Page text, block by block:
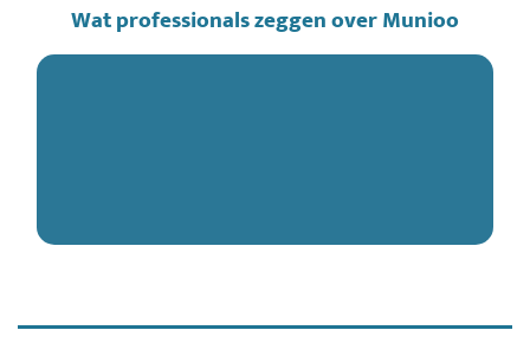
Wat professionals zeggen over Munioo